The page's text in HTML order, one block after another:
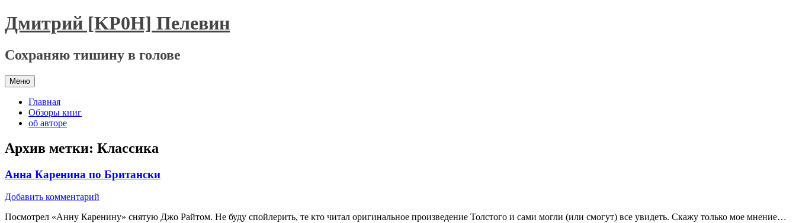
Перейти
к
Дмитрий [KP0H] Пелевин
Сохраняю тишину в голове
Меню
Главная
Обзоры книг
об авторе
Архив метки: Классика
Анна Каренина по Британски
Добавить комментарий
Посмотрел «Анну Каренину» снятую Джо Райтом. Не буду спойлерить, те кто читал оригинальное произведение Толстого и сами могли (или смогут) все увидеть. Скажу только мое мнение…